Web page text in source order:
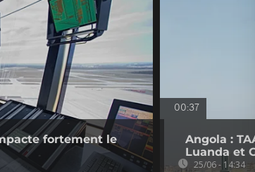
fortement le
00:37
Angola :
Luanda et
25/06 - 14:34